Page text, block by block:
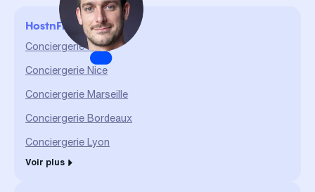
confiance et le partage sont
des valeurs qui me sont
chères et qui me permettent
d'assurer un service durable
HostnFly en ville
Conciergerie Paris
Conciergerie Nice
Conciergerie Marseille
Conciergerie Bordeaux
Conciergerie Lyon
Voir plus